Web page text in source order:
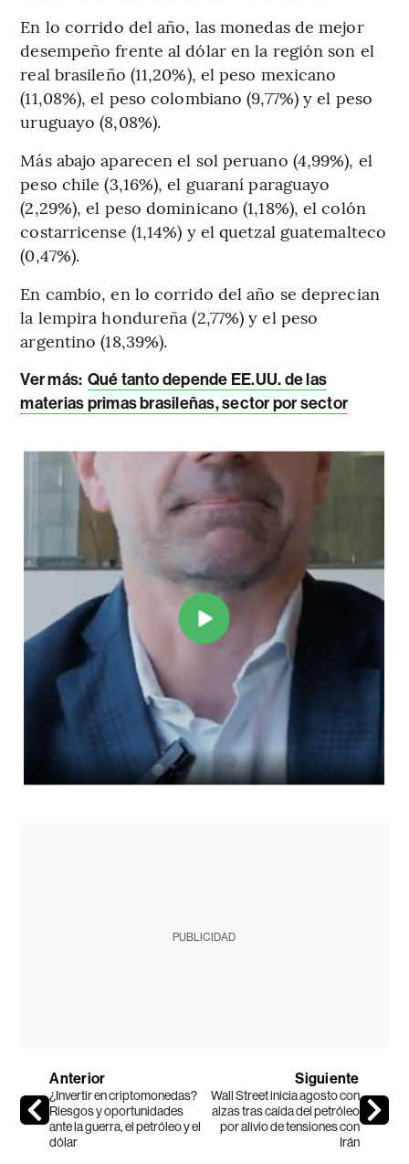
En lo corrido del año, las monedas de mejor
desempeño frente al dólar en la región son el
real brasileño (11,20%), el peso mexicano
(11,08%), el peso colombiano (9,77%) y el peso
uruguayo (8,08%).
Más abajo aparecen el sol peruano (4,99%), el
peso chile (3,16%), el guaraní paraguayo
(2,29%), el peso dominicano (1,18%), el colón
costarricense (1,14%) y el quetzal guatemalteco
(0,47%).
En cambio, en lo corrido del año se deprecian
la lempira hondureña (2,77%) y el peso
argentino (18,39%).
Ver más: Qué tanto depende EE.UU. de las
materias primas brasileñas, sector por sector
PUBLICIDAD
Anterior
¿Invertir en criptomonedas?
Riesgos y oportunidades
ante la guerra, el petróleo y el
dólar
Siguiente
Wall Street inicia agosto con
alzas tras caída del petróleo
por alivio de tensiones con
Irán